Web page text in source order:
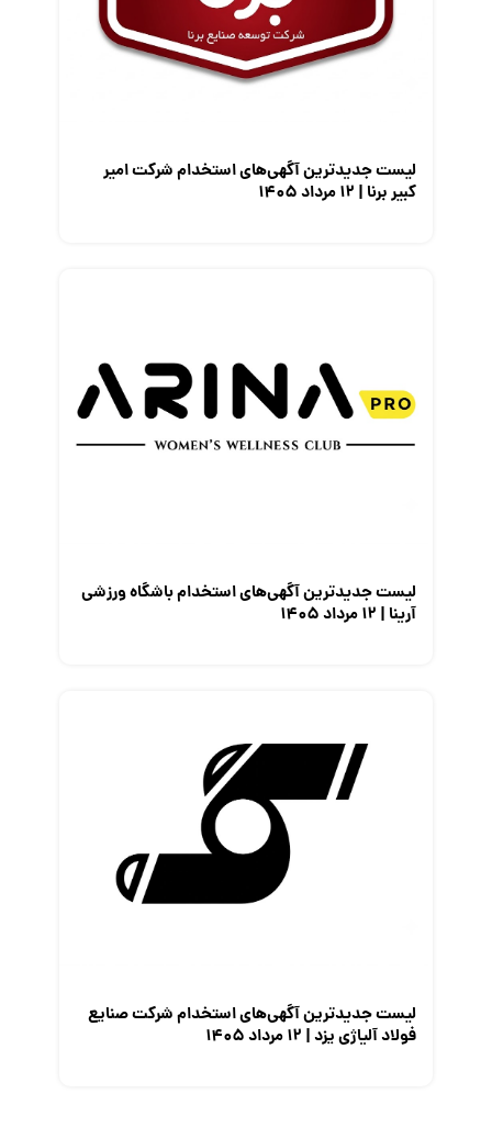
معرفی متخصصان منابع انسانی
لیست جدیدترین آگهی‌های استخدام شرکت امیر
کبیر برنا | ۱۲ مرداد ۱۴۰۵
لیست جدیدترین آگهی‌های استخدام باشگاه ورزشی
آرینا | ۱۲ مرداد ۱۴۰۵
لیست جدیدترین آگهی‌های استخدام شرکت صنایع
فولاد آلیاژی یزد | ۱۲ مرداد ۱۴۰۵